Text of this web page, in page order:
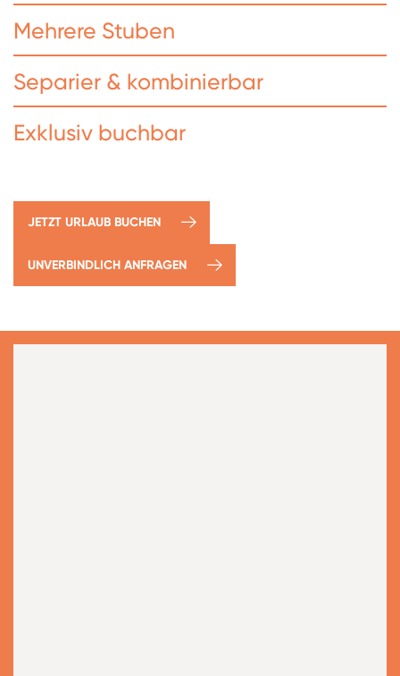
Mehrere Stuben
Separier & kombinierbar
Exklusiv buchbar
JETZT URLAUB BUCHEN
UNVERBINDLICH ANFRAGEN